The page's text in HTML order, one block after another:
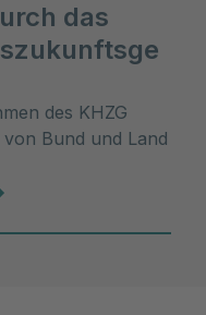
das
des KHZG
Bund und Land